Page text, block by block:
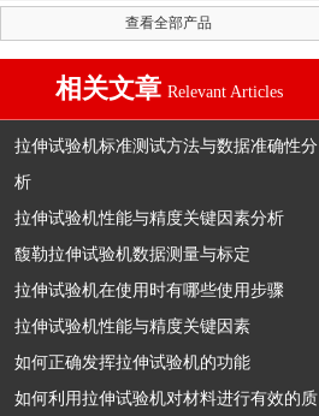
查看全部产品
相关文章 Relevant Articles
拉伸试验机标准测试方法与数据准确性分
析
拉伸试验机性能与精度关键因素分析
馥勒拉伸试验机数据测量与标定
拉伸试验机在使用时有哪些使用步骤
拉伸试验机性能与精度关键因素
如何正确发挥拉伸试验机的功能
如何利用拉伸试验机对材料进行有效的质